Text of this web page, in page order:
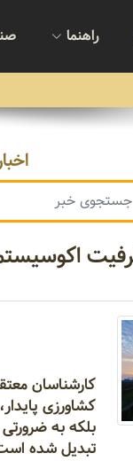
راهنما
کارشناسان
کشاورزی
بلکه به
تبدیل شده